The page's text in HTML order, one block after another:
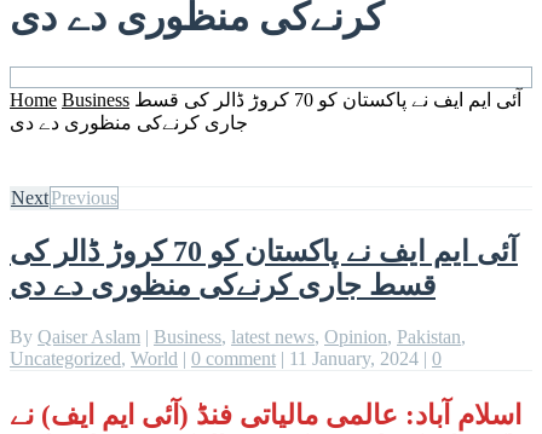
کرنےکی منظوری دے دی
Home Business آئی ایم ایف نے پاکستان کو 70 کروڑ ڈالر کی قسط
جاری کرنےکی منظوری دے دی
NextPrevious
آئی ایم ایف نے پاکستان کو 70 کروڑ ڈالر کی
قسط جاری کرنےکی منظوری دے دی
By Qaiser Aslam | Business, latest news, Opinion, Pakistan,
Uncategorized, World | 0 comment | 11 January, 2024 | 0
اسلام آباد: عالمی مالیاتی فنڈ (آئی ایم ایف) نے